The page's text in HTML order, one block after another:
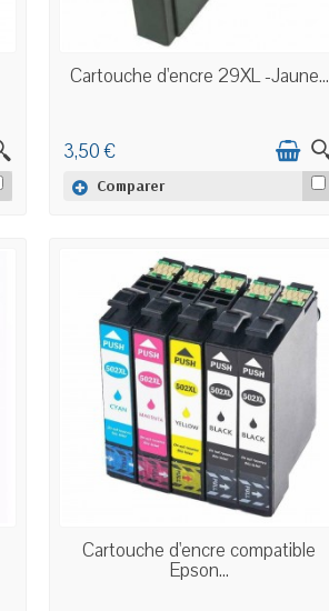
EN STOCK
Cartouche d'encre 29XL -Jaune...
3,50 €
Comparer
EN STOCK
Cartouche d'encre compatible
Epson...